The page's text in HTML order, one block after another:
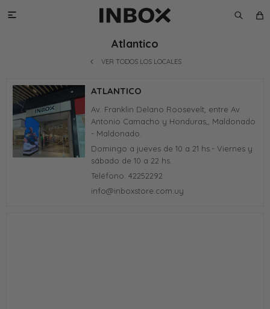

Atlantico
VER TODOS LOS LOCALES
ATLANTICO
Av. Franklin Delano Roosevelt, entre Av
Antonio Camacho y Honduras,, Maldonado
- Maldonado.
Domingo a jueves de 10 a 21 hs.- Viernes y
sábado de 10 a 22 hs.
Teléfono: 42252292
info@inboxstore.com.uy